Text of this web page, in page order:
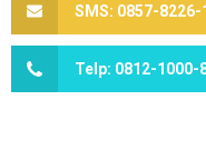
SMS: 0857-8226-
Telp: 0812-1000-